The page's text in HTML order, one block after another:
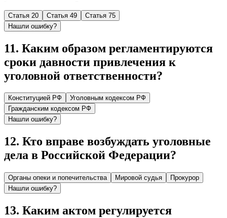
Статья 20 Статья 49
Статья 75
Нашли ошибку?
11. Каким образом регламентируются
сроки давности привлечения к
уголовной ответственности?
Конституцией РФ
Уголовным кодексом РФ
Гражданским кодексом РФ
Нашли ошибку?
12. Кто вправе возбуждать уголовные
дела в Российской Федерации?
Органы опеки и попечительства Мировой судья
Прокурор
Нашли ошибку?
13. Каким актом регулируется